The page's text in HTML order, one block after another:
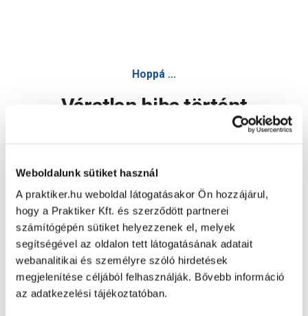
Weboldalunk sütiket használ
A praktiker.hu weboldal látogatásakor Ön hozzájárul,
hogy a Praktiker Kft. és szerződött partnerei
számítógépén sütiket helyezzenek el, melyek
segítségével az oldalon tett látogatásának adatait
webanalitikai és személyre szóló hirdetések
megjelenítése céljából felhasználják. Bővebb információ
az adatkezelési tájékoztatóban.
Hoppá ...
Váratlan hiba történt
Oldal újratöltése